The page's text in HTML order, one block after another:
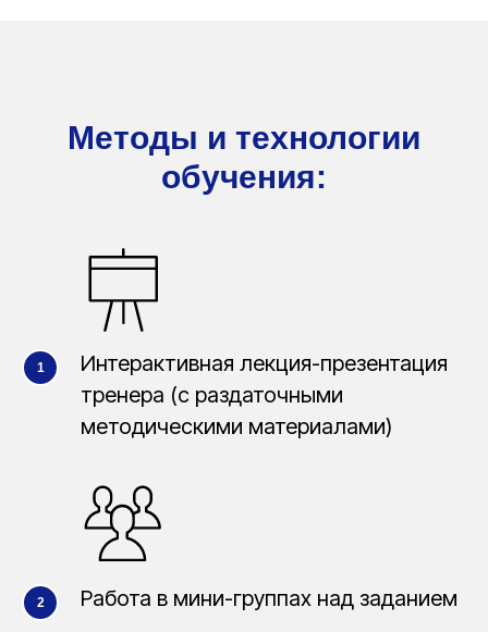
Методы и технологии
обучения:
Интерактивная лекция-презентация
тренера (с раздаточными
методическими материалами)
Работа в мини-группах над заданием